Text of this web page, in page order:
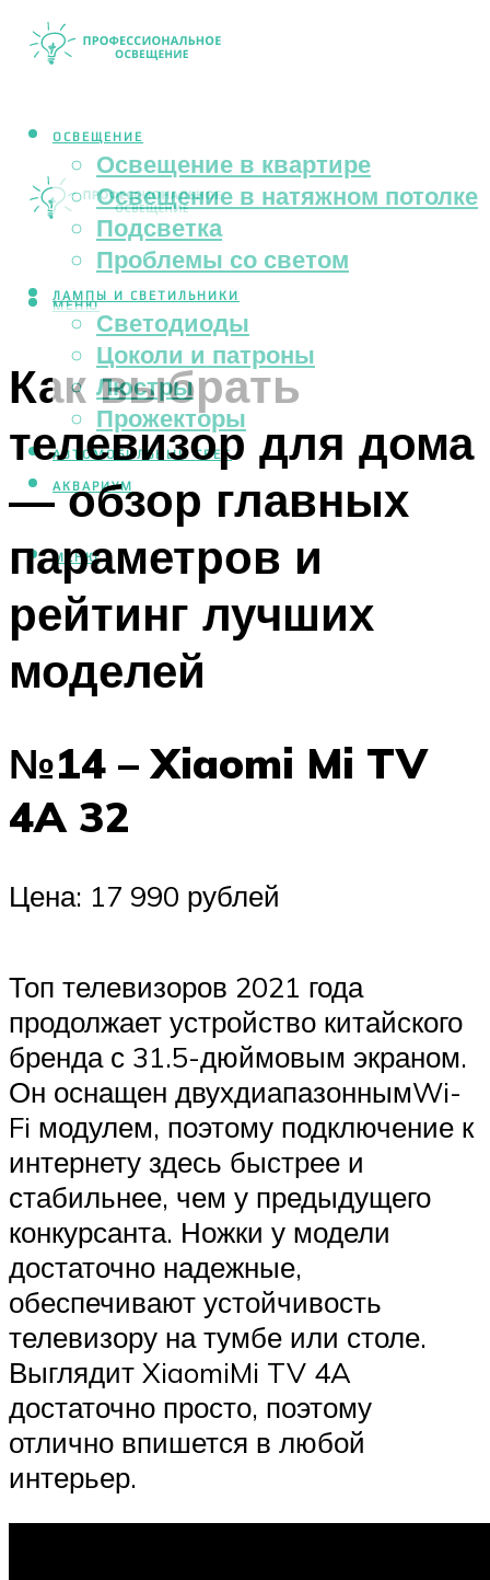
ОСВЕЩЕНИЕ
Освещение в квартире
Освещение в натяжном потолке
Подсветка
Проблемы со светом
ЛАМПЫ И СВЕТИЛЬНИКИ
Светодиоды
Цоколи и патроны
Люстры
Прожекторы
АВТОМОБИЛЬНЫЙ СВЕТ
АКВАРИУМ
МЕНЮ
МЕНЮ
Как выбрать
телевизор для дома
— обзор главных
параметров и
рейтинг лучших
моделей
№14 – Xiaomi Mi TV
4A 32
Цена: 17 990 рублей
Топ телевизоров 2021 года
продолжает устройство китайского
бренда с 31.5-дюймовым экраном.
Он оснащен двухдиапазоннымWi-
Fi модулем, поэтому подключение к
интернету здесь быстрее и
стабильнее, чем у предыдущего
конкурсанта. Ножки у модели
достаточно надежные,
обеспечивают устойчивость
телевизору на тумбе или столе.
Выглядит XiaomiMi TV 4A
достаточно просто, поэтому
отлично впишется в любой
интерьер.